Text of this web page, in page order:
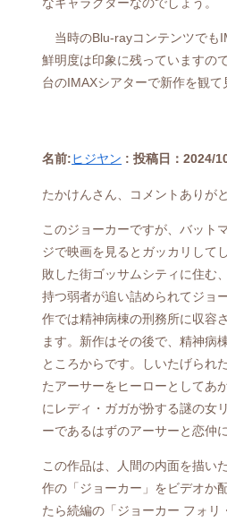
当時のBlu-rayコンテンツでも
鮮明度は印象に残っていますの
台のIMAXシアターで新作を観て
名前:ヒジヤン : 投稿日：2024/
たかけんさん、コメントありが
このジョーカーですが、バット
ジで映画を見るとガッカリして
敗した街ゴッサムシティに住む
持つ弱者が追い詰められてジョ
作では精神病棟の刑務所に収容
ます。新作はその後で、精神病
ところからです。しいたげられ
たアーサーをヒーローとしてあ
にレディ・ガガが扮する謎の女
ーであるはずのアーサーと恋仲
この作品は、人間の内面を描い
作の「ジョーカー」をビデオか
たら続編の「ジョーカー フォリ